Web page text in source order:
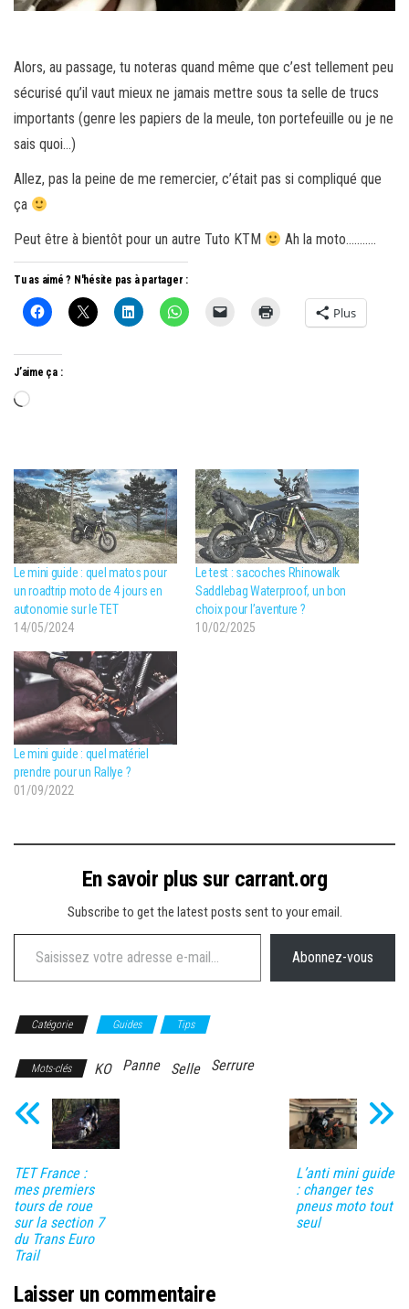
Alors, au passage, tu noteras quand même que c’est tellement peu
sécurisé qu’il vaut mieux ne jamais mettre sous ta selle de trucs
importants (genre les papiers de la meule, ton portefeuille ou je ne
sais quoi…)
Allez, pas la peine de me remercier, c’était pas si compliqué que
ça
Peut être à bientôt pour un autre Tuto KTM
Ah la moto………..
Tu as aimé ? N'hésite pas à partager :
Plus
J’aime ça :
Chargement…
Le mini guide : quel matos pour
un roadtrip moto de 4 jours en
autonomie sur le TET
14/05/2024
Le test : sacoches Rhinowalk
Saddlebag Waterproof, un bon
choix pour l’aventure ?
10/02/2025
Le mini guide : quel matériel
prendre pour un Rallye ?
01/09/2022
En savoir plus sur carrant.org
Subscribe to get the latest posts sent to your email.
Saisissez votre adresse e-mail…
Abonnez-vous
Catégorie Guides Tips
Mots-clés KO Panne Selle Serrure
TET France :
mes premiers
tours de roue
sur la section 7
du Trans Euro
Trail
L’anti mini guide
: changer tes
pneus moto tout
seul
Laisser un commentaire